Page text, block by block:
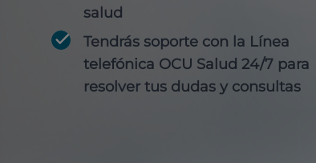
salud
Tendrás soporte con la Línea
telefónica OCU Salud 24/7 para
resolver tus dudas y consultas